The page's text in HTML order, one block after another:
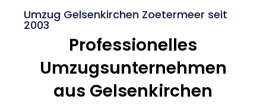
Umzug Gelsenkirchen Zoetermeer seit
2003
Professionelles
Umzugsunternehmen
aus Gelsenkirchen